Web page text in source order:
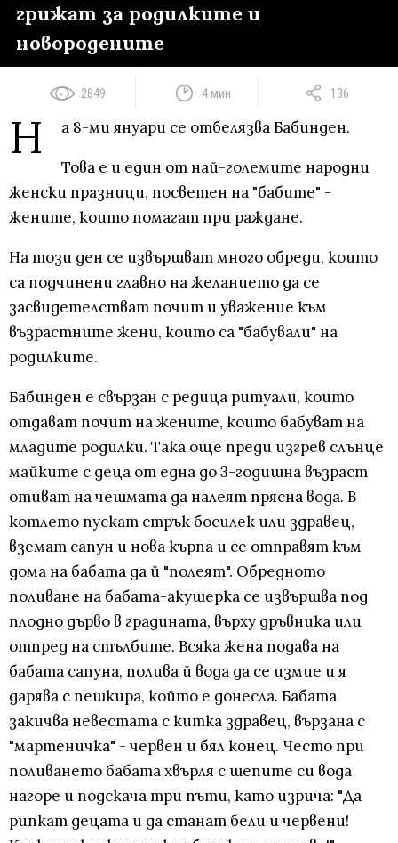
грижат за родилките и
новородените
2849 4 мин 136
Н а 8-ми януари се отбелязва Бабинден.
Това е и един от най-големите народни
женски празници, посветен на "бабите" -
жените, които помагат при раждане.
На този ден се извършват много обреди, които
са подчинени главно на желанието да се
засвидетелстват почит и уважение към
възрастните жени, които са "бабували" на
родилките.
Бабинден е свързан с редица ритуали, които
отдават почит на жените, които бабуват на
младите родилки. Така още преди изгрев слънце
майките с деца от една до 3-годишна възраст
отиват на чешмата да налеят прясна вода. В
котлето пускат стрък босилек или здравец,
вземат сапун и нова кърпа и се отправят към
дома на бабата да й "полеят". Обредното
поливане на бабата-акушерка се извършва под
плодно дърво в градината, върху дръвника или
отпред на стълбите. Всяка жена подава на
бабата сапуна, полива й вода да се измие и я
дарява с пешкира, който е донесла. Бабата
закичва невестата с китка здравец, вързана с
"мартеничка" - червен и бял конец. Често при
поливането бабата хвърля с шепите си вода
нагоре и подскача три пъти, като изрича: "Да
рипкат децата и да станат бели и червени!